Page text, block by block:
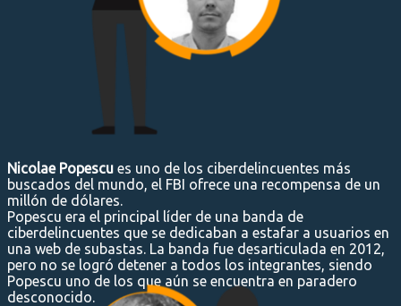
Nicolae Popescu es uno de los ciberdelincuentes más
buscados del mundo, el FBI ofrece una recompensa de un
millón de dólares.
Popescu era el principal líder de una banda de
ciberdelincuentes que se dedicaban a estafar a usuarios en
una web de subastas. La banda fue desarticulada en 2012,
pero no se logró detener a todos los integrantes, siendo
Popescu uno de los que aún se encuentra en paradero
desconocido.